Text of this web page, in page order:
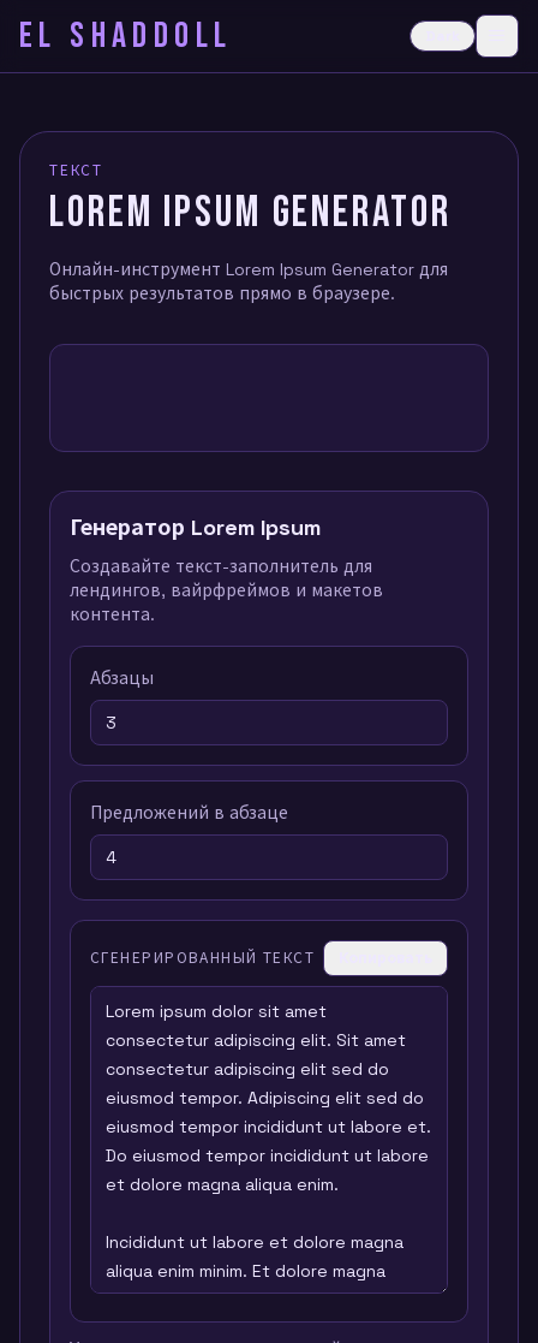
EL SHADDOLL
ТЕКСТ
LOREM IPSUM GENERATOR
Онлайн-инструмент Lorem Ipsum Generator для
быстрых результатов прямо в браузере.
Генератор Lorem Ipsum
Создавайте текст-заполнитель для
лендингов, вайрфреймов и макетов
контента.
Абзацы
Предложений в абзаце
СГЕНЕРИРОВАННЫЙ ТЕКСТ